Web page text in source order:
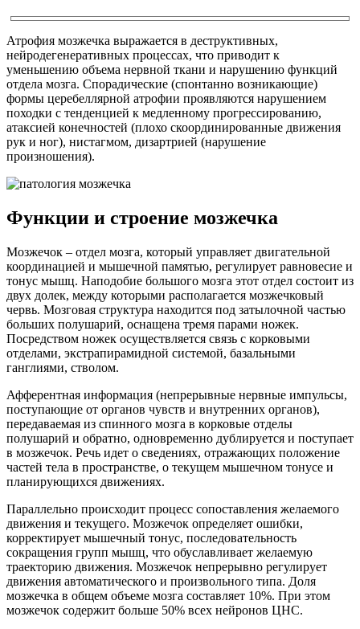
Атрофия мозжечка выражается в деструктивных,
нейродегенеративных процессах, что приводит к
уменьшению объема нервной ткани и нарушению функций
отдела мозга. Спорадические (спонтанно возникающие)
формы церебеллярной атрофии проявляются нарушением
походки с тенденцией к медленному прогрессированию,
атаксией конечностей (плохо скоординированные движения
рук и ног), нистагмом, дизартрией (нарушение
произношения).
Функции и строение мозжечка
Мозжечок – отдел мозга, который управляет двигательной
координацией и мышечной памятью, регулирует равновесие и
тонус мышц. Наподобие большого мозга этот отдел состоит из
двух долек, между которыми располагается мозжечковый
червь. Мозговая структура находится под затылочной частью
больших полушарий, оснащена тремя парами ножек.
Посредством ножек осуществляется связь с корковыми
отделами, экстрапирамидной системой, базальными
ганглиями, стволом.
Афферентная информация (непрерывные нервные импульсы,
поступающие от органов чувств и внутренних органов),
передаваемая из спинного мозга в корковые отделы
полушарий и обратно, одновременно дублируется и поступает
в мозжечок. Речь идет о сведениях, отражающих положение
частей тела в пространстве, о текущем мышечном тонусе и
планирующихся движениях.
Параллельно происходит процесс сопоставления желаемого
движения и текущего. Мозжечок определяет ошибки,
корректирует мышечный тонус, последовательность
сокращения групп мышц, что обуславливает желаемую
траекторию движения. Мозжечок непрерывно регулирует
движения автоматического и произвольного типа. Доля
мозжечка в общем объеме мозга составляет 10%. При этом
мозжечок содержит больше 50% всех нейронов ЦНС.